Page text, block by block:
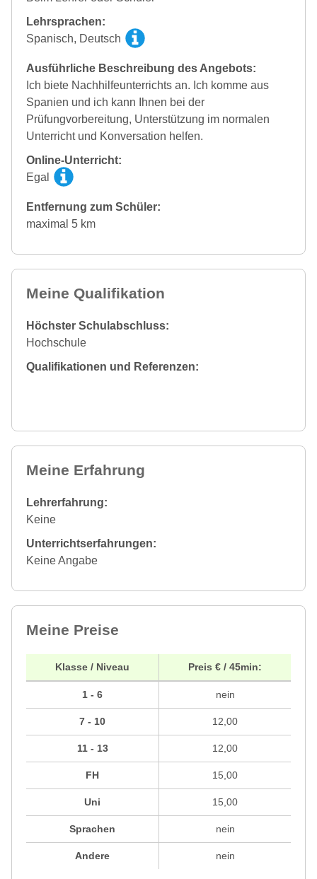
Lehrsprachen:
Spanisch, Deutsch
Ausführliche Beschreibung des Angebots:
Ich biete Nachhilfeunterrichts an. Ich komme aus
Spanien und ich kann Ihnen bei der
Prüfungvorbereitung, Unterstützung im normalen
Unterricht und Konversation helfen.
Online-Unterricht:
Egal
Entfernung zum Schüler:
maximal 5 km
Meine Qualifikation
Höchster Schulabschluss:
Hochschule
Qualifikationen und Referenzen:
Meine Erfahrung
Lehrerfahrung:
Keine
Unterrichtserfahrungen:
Keine Angabe
Meine Preise
Klasse / Niveau
1 - 6
7 - 10
11 - 13
FH
Uni
Sprachen
Andere
Preis € / 45min:
nein
12,00
12,00
15,00
15,00
nein
nein